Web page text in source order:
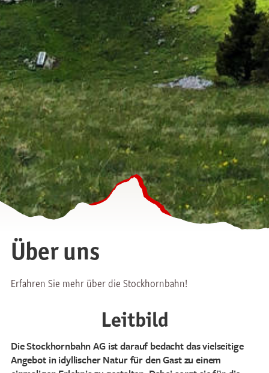
Über uns
Erfahren Sie mehr über die Stockhornbahn!
Leitbild
Die Stockhornbahn AG ist darauf bedacht das vielseitige
Angebot in idyllischer Natur für den Gast zu einem